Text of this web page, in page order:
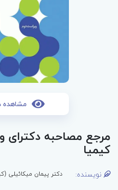
مشاهده
مرجع مصاحبه دکترای
کیمیا
نویسنده: دکتر پیمان میکائیلی